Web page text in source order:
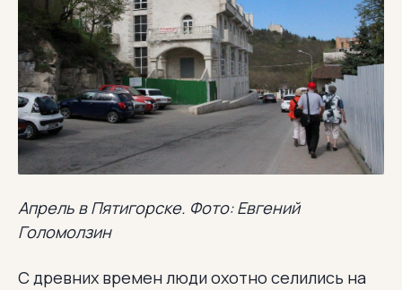
Апрель в Пятигорске. Фото: Евгений
Голомолзин
С древних времен люди охотно селились на